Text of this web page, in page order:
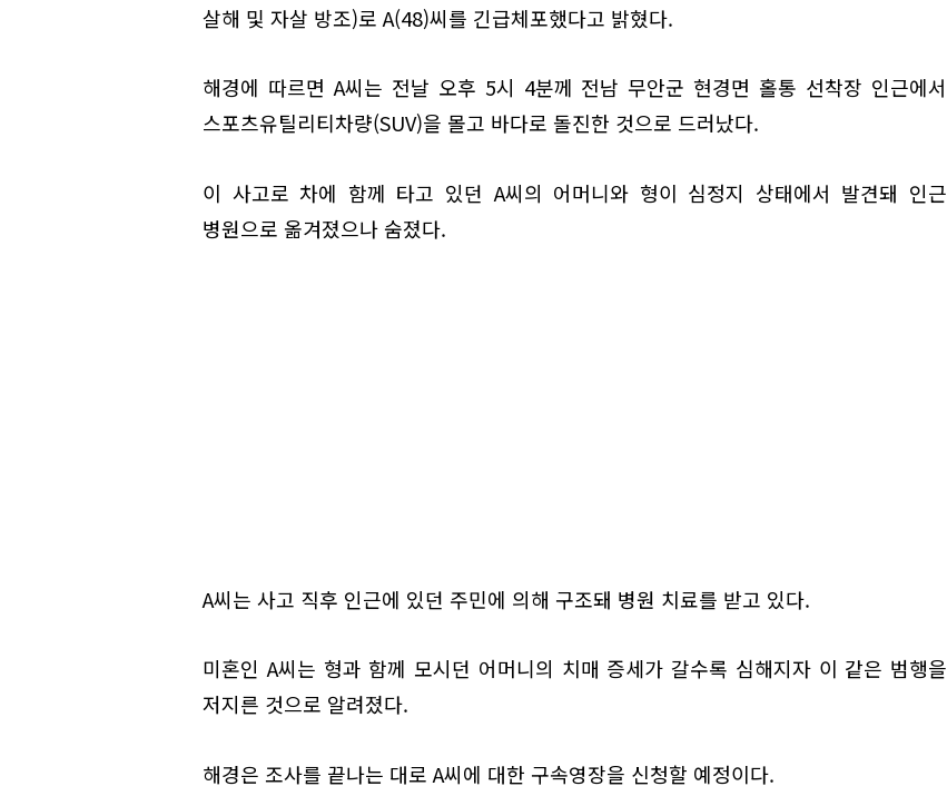
살해 및 자살 방조)로 A(48)씨를 긴급체포했다고 밝혔다.
해경에 따르면 A씨는 전날 오후 5시 4분께 전남 무안군 현경면 홀통 선착장 인근에서
스포츠유틸리티차량(SUV)을 몰고 바다로 돌진한 것으로 드러났다.
이 사고로 차에 함께 타고 있던 A씨의 어머니와 형이 심정지 상태에서 발견돼 인근
병원으로 옮겨졌으나 숨졌다.
A씨는 사고 직후 인근에 있던 주민에 의해 구조돼 병원 치료를 받고 있다.
미혼인 A씨는 형과 함께 모시던 어머니의 치매 증세가 갈수록 심해지자 이 같은 범행을
저지른 것으로 알려졌다.
해경은 조사를 끝나는 대로 A씨에 대한 구속영장을 신청할 예정이다.